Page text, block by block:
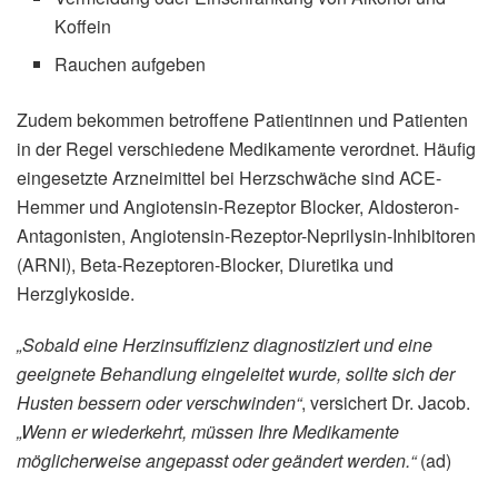
Koffein
Rauchen aufgeben
Zudem bekommen betroffene Patientinnen und Patienten
in der Regel verschiedene Medikamente verordnet. Häufig
eingesetzte Arzneimittel bei Herzschwäche sind ACE-
Hemmer und Angiotensin-Rezeptor Blocker, Aldosteron-
Antagonisten, Angiotensin-Rezeptor-Neprilysin-Inhibitoren
(ARNI), Beta-Rezeptoren-Blocker, Diuretika und
Herzglykoside.
„Sobald eine Herzinsuffizienz diagnostiziert und eine
geeignete Behandlung eingeleitet wurde, sollte sich der
Husten bessern oder verschwinden“, versichert Dr. Jacob.
„Wenn er wiederkehrt, müssen Ihre Medikamente
möglicherweise angepasst oder geändert werden.“(ad)